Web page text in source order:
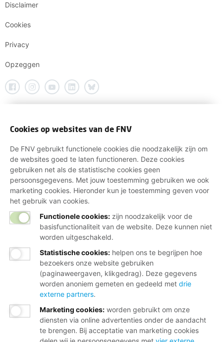
Disclaimer
Cookies
Privacy
Opzeggen
Cookies op websites van de FNV
De FNV gebruikt functionele cookies die noodzakelijk zijn om
de websites goed te laten functioneren. Deze cookies
gebruiken net als de statistische cookies geen
persoonsgegevens. Met jouw toestemming gebruiken we ook
marketing cookies. Hieronder kun je toestemming geven voor
het gebruik van cookies.
Functionele cookies: zijn noodzakelijk voor de
basisfunctionaliteit van de website. Deze kunnen niet
worden uitgeschakeld.
Statistische cookies: helpen ons te begrijpen hoe
bezoekers onze website gebruiken
(paginaweergaven, klikgedrag). Deze gegevens
worden anoniem gemeten en gedeeld met drie
externe partners.
Marketing cookies: worden gebruikt om onze
diensten via online advertenties onder de aandacht
te brengen. Bij acceptatie van marketing cookies